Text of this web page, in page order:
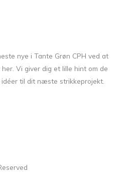
nye i Tante Grøn CPH ved at
Vi giver dig et lille hint om de
til dit næste strikkeprojekt.